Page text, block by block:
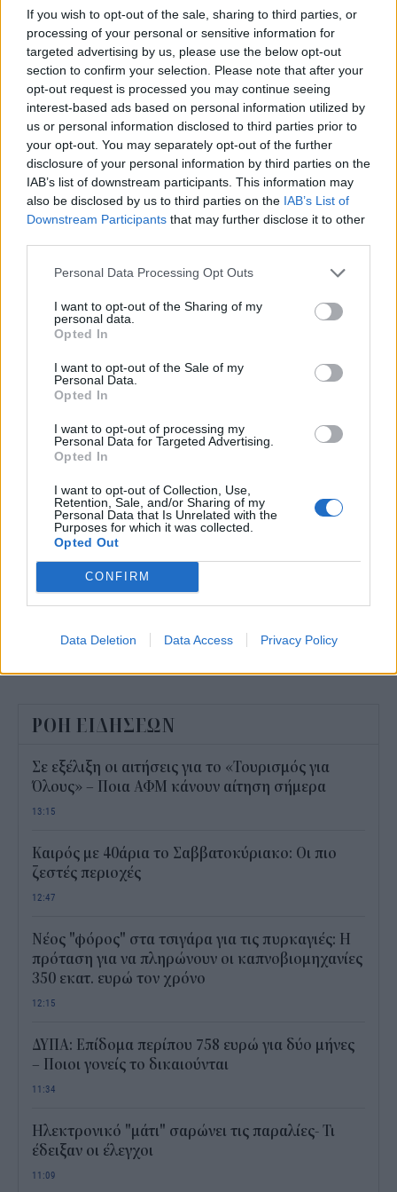
If you wish to opt-out of the sale, sharing to third parties, or
processing of your personal or sensitive information for
targeted advertising by us, please use the below opt-out
section to confirm your selection. Please note that after your
opt-out request is processed you may continue seeing
interest-based ads based on personal information utilized by
us or personal information disclosed to third parties prior to
your opt-out. You may separately opt-out of the further
disclosure of your personal information by third parties on the
IAB’s list of downstream participants. This information may
also be disclosed by us to third parties on the IAB’s List of
Downstream Participants that may further disclose it to other
Personal Data Processing Opt Outs
I want to opt-out of the Sharing of my
personal data.
Opted In
I want to opt-out of the Sale of my
Personal Data.
Opted In
I want to opt-out of processing my
Personal Data for Targeted Advertising.
Opted In
I want to opt-out of Collection, Use,
Retention, Sale, and/or Sharing of my
Personal Data that Is Unrelated with the
Purposes for which it was collected.
Opted Out
CONFIRM
Data Deletion Data Access Privacy Policy
ΟΙΚΟΝΟΜΙΑ
ΣτΕ: «Ναι» στην απαγόρευση διαφήμισης
καπνού
ΕΠΙΧΕΙΡΗΣΕΙΣ
Οκτώ ζητήματα για τη διαφήμιση στην
ψηφιακή εποχή
NEWSROOM/16 Απρ 2019
ΡΟΗ ΕΙΔΗΣΕΩΝ
Σε εξέλιξη οι αιτήσεις για το «Τουρισμός για
Όλους» – Ποια ΑΦΜ κάνουν αίτηση σήμερα
13:15
Καιρός με 40άρια το Σαββατοκύριακο: Οι πιο
ζεστές περιοχές
12:47
Νέος "φόρος" στα τσιγάρα για τις πυρκαγιές: Η
πρόταση για να πληρώνουν οι καπνοβιομηχανίες
350 εκατ. ευρώ τον χρόνο
12:15
ΔΥΠΑ: Επίδομα περίπου 758 ευρώ για δύο μήνες
– Ποιοι γονείς το δικαιούνται
11:34
Ηλεκτρονικό "μάτι" σαρώνει τις παραλίες- Τι
έδειξαν οι έλεγχοι
11:09